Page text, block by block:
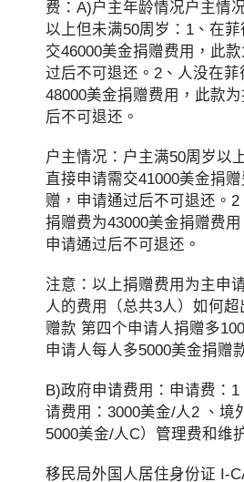
费：A)户主年龄情况户主情
以上但未满50周岁：1、在
交46000美金捐赠费用，此
过后不可退还。2、人没在菲
48000美金捐赠费用，此款
后不可退还。
户主情况：户主满50周岁以
直接申请需交41000美金捐
赠，申请通过后不可退还。
捐赠费为43000美金捐赠费用
申请通过后不可退还。
注意：以上捐赠费用为主申
人的费用（总共3人）如何
赠款 第四个申请人捐赠多
申请人每人多5000美金捐赠
B)政府申请费用：申请费：1
请费用：3000美金/人2 、境
5000美金/人C）管理费和维
移民局外国人居住身份证 I-